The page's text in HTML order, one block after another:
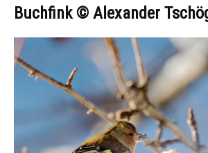
Buchfink © Alexander